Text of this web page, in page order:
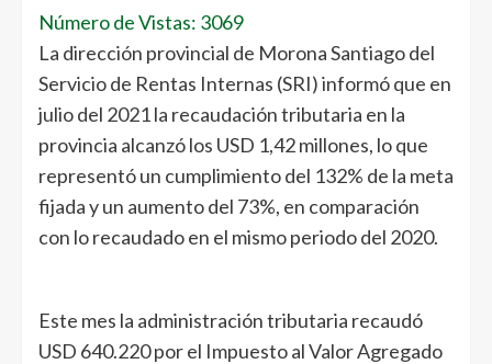
Número de Vistas: 3069
La dirección provincial de Morona Santiago del
Servicio de Rentas Internas (SRI) informó que en
julio del 2021 la recaudación tributaria en la
provincia alcanzó los USD 1,42 millones, lo que
representó un cumplimiento del 132% de la meta
fijada y un aumento del 73%, en comparación
con lo recaudado en el mismo periodo del 2020.
Este mes la administración tributaria recaudó
USD 640.220 por el Impuesto al Valor Agregado